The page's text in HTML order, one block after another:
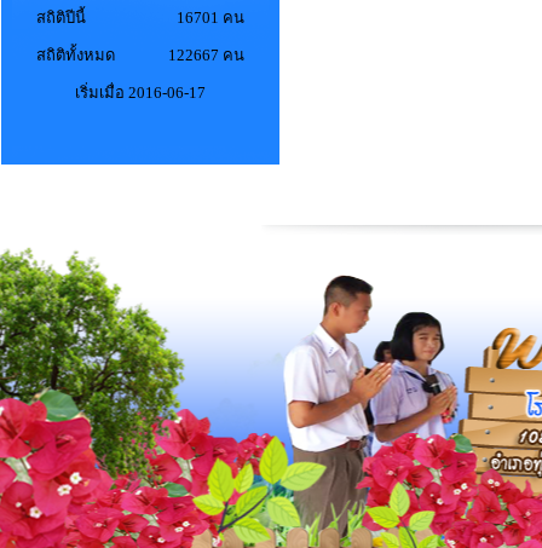
สถิติปีนี้
16701 คน
สถิติทั้งหมด 122667 คน
เริ่มเมื่อ 2016-06-17